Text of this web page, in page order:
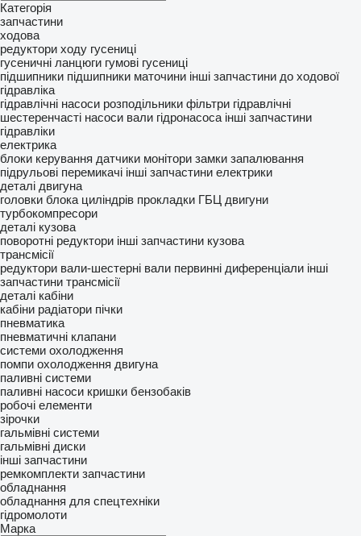
Категорія
запчастини
ходова
редуктори ходу гусениці
гусеничні ланцюги гумові гусениці
підшипники підшипники маточини інші запчастини до ходової
гідравліка
гідравлічні насоси розподільники фільтри гідравлічні
шестеренчасті насоси вали гідронасоса інші запчастини
гідравліки
електрика
блоки керування датчики монітори замки запалювання
підрульові перемикачі інші запчастини електрики
деталі двигуна
головки блока циліндрів прокладки ГБЦ двигуни
турбокомпресори
деталі кузова
поворотні редуктори інші запчастини кузова
трансмісії
редуктори вали-шестерні вали первинні диференціали інші
запчастини трансмісії
деталі кабіни
кабіни радіатори пічки
пневматика
пневматичні клапани
системи охолодження
помпи охолодження двигуна
паливні системи
паливні насоси кришки бензобаків
робочі елементи
зірочки
гальмівні системи
гальмівні диски
інші запчастини
ремкомплекти запчастини
обладнання
обладнання для спецтехніки
гідромолоти
Марка